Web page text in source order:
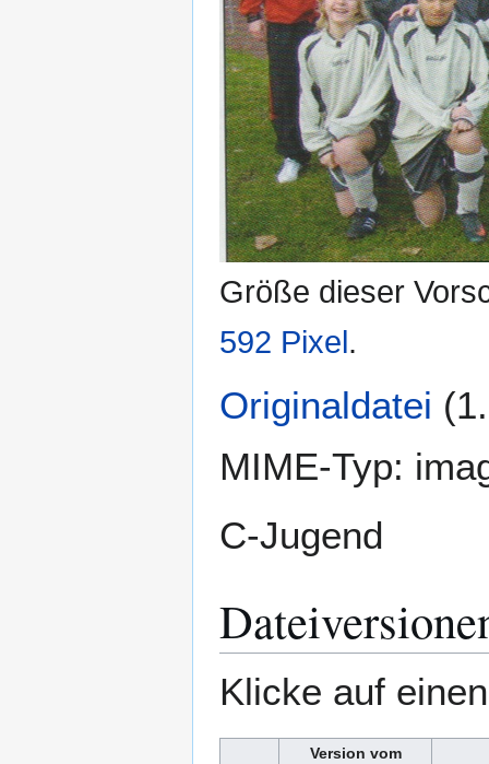
Größe dieser
592 Pixel.
Originaldatei
MIME-Typ:
C-Jugend
Klicke auf
Version vom